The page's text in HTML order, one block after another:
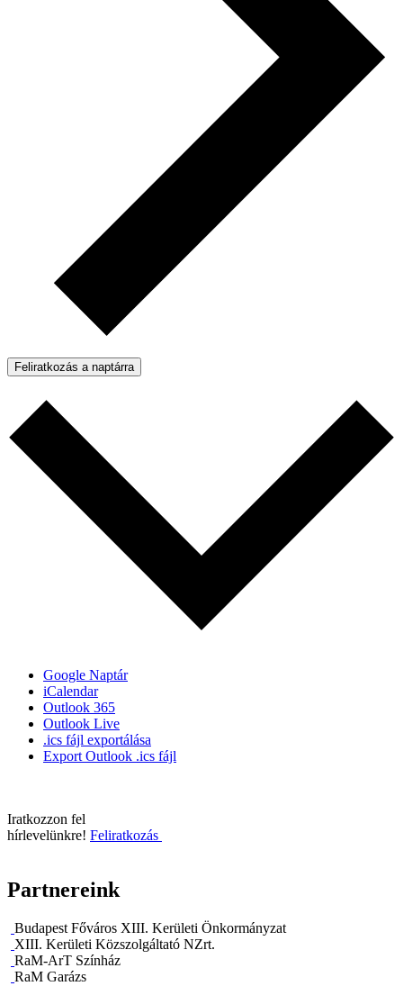
Feliratkozás a naptárra
Google Naptár
iCalendar
Outlook 365
Outlook Live
.ics fájl exportálása
Export Outlook .ics fájl
Iratkozzon fel
hírlevelünkre! Feliratkozás
Partnereink
Budapest Főváros XIII. Kerületi Önkormányzat
XIII. Kerületi Közszolgáltató NZrt.
RaM-ArT Színház
RaM Garázs